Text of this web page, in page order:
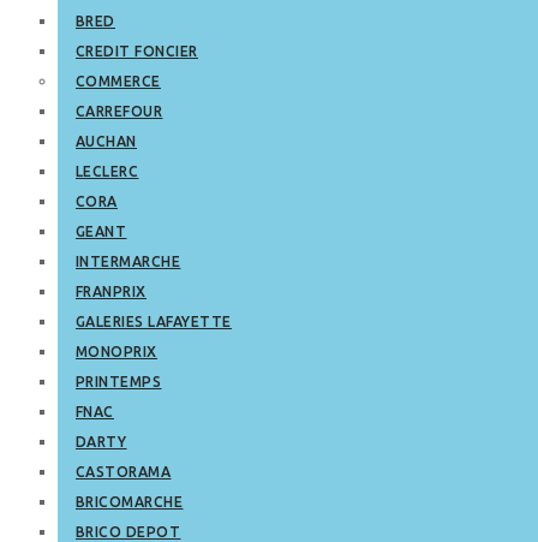
BRED
CREDIT FONCIER
COMMERCE
CARREFOUR
AUCHAN
LECLERC
CORA
GEANT
INTERMARCHE
FRANPRIX
GALERIES LAFAYETTE
MONOPRIX
PRINTEMPS
FNAC
DARTY
CASTORAMA
BRICOMARCHE
BRICO DEPOT